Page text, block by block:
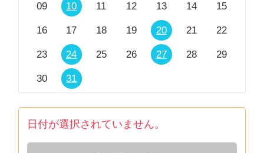
09 10 11 12 13 14 15
16 17 18 19 20 21 22
23 24 25 26 27 28 29
30 31
日付が選択されていません。